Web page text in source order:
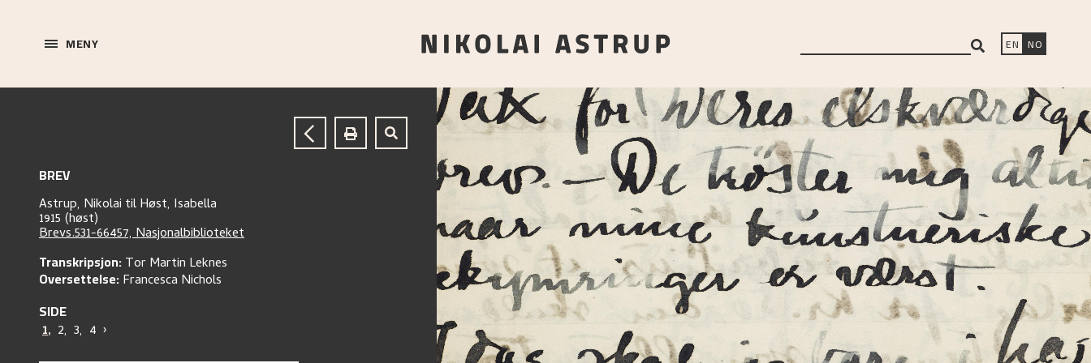
MENY EN NO
BREV
Astrup, Nikolai tilHøst, Isabella
1915 (høst)
Brevs.531-66457, Nasjonalbiblioteket
Transkripsjon:Tor Martin Leknes
Oversettelse:Francesca Nichols
SIDE
1, 2, 3, 4 ›